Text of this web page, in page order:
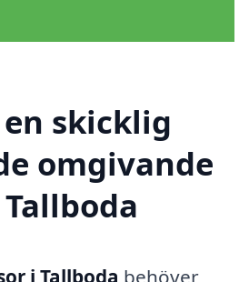
skicklig
omgivande
i Tallboda behöver